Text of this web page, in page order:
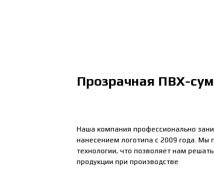
Прозрачная ПВХ-
Наша компания профессионально
нанесением логотипа с 2009 года. Мы
технологии, что позволяет нам
продукции при производстве